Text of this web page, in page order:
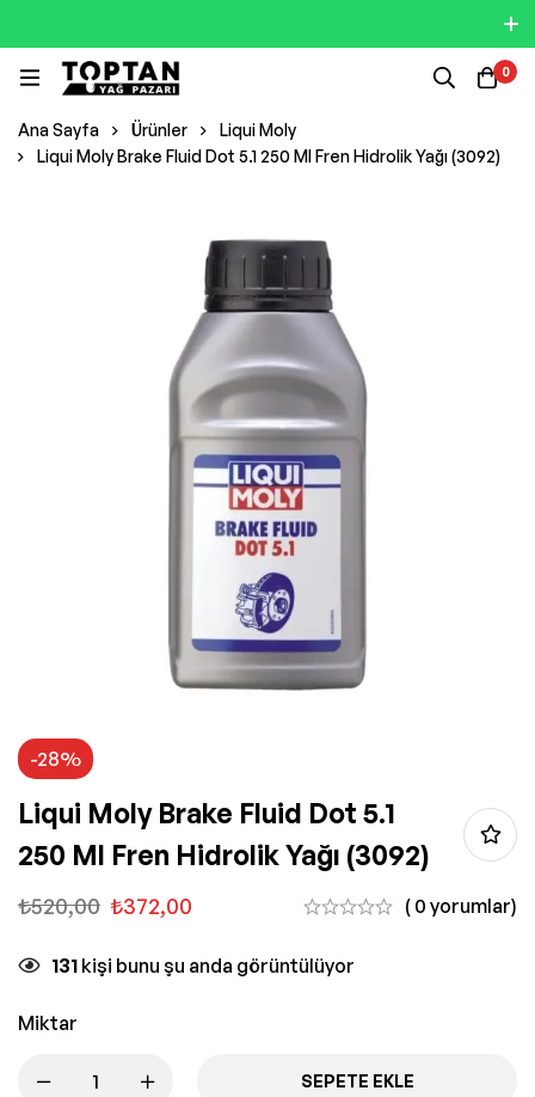
0
Ana Sayfa Ürünler
Liqui Moly
Liqui Moly Brake Fluid Dot 5.1 250 Ml Fren Hidrolik Yağı (3092)
-28%
Liqui Moly Brake Fluid Dot 5.1
250 Ml Fren Hidrolik Yağı (3092)
₺520,00 ₺372,00 ( 0 yorumlar)
131 kişi bunu şu anda görüntülüyor
Miktar
SEPETE EKLE